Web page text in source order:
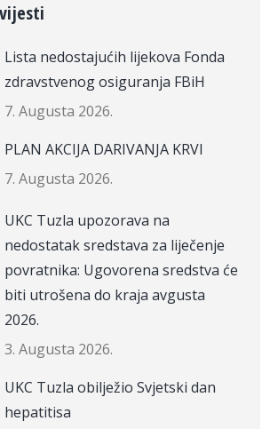
Lista nedostajućih lijekova Fonda
zdravstvenog osiguranja FBiH
7. Augusta 2026.
PLAN AKCIJA DARIVANJA KRVI
7. Augusta 2026.
UKC Tuzla upozorava na
nedostatak sredstava za liječenje
povratnika: Ugovorena sredstva će
biti utrošena do kraja avgusta
2026.
3. Augusta 2026.
UKC Tuzla obilježio Svjetski dan
hepatitisa